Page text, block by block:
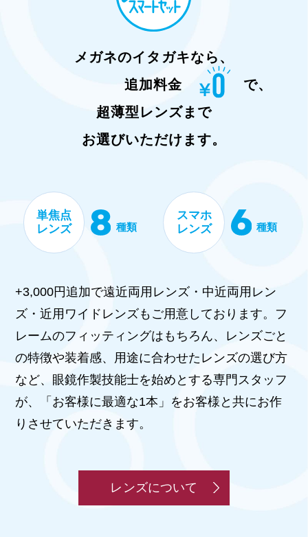
メガネのイタガキなら、
追加料金
で、
超薄型レンズまで
お選びいただけます。
単焦点
レンズ
種類
スマホ
レンズ
種類
+3,000円追加で遠近両用レンズ・中近両用レン
ズ・近用ワイドレンズもご用意しております。フ
レームのフィッティングはもちろん、レンズごと
の特徴や装着感、用途に合わせたレンズの選び方
など、眼鏡作製技能士を始めとする専門スタッフ
が、「お客様に最適な1本」をお客様と共にお作
りさせていただきます。
レンズについて